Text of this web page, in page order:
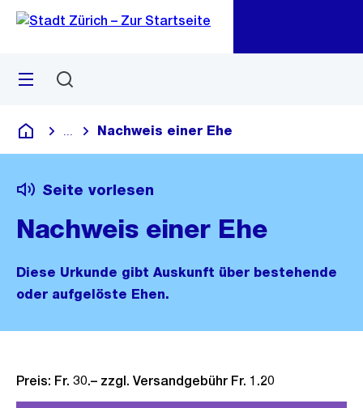
Navigation
Sprunglink
Menü
Deutsch
Blende alle Breadcrumbs ein
Nachweis einer Ehe
Seite vorlesen
Nachweis einer Ehe
Diese Urkunde gibt Auskunft über bestehende
oder aufgelöste Ehen.
Preis: Fr. 30.– zzgl. Versandgebühr Fr. 1.20